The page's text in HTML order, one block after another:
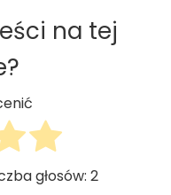
na tej
głosów: 2